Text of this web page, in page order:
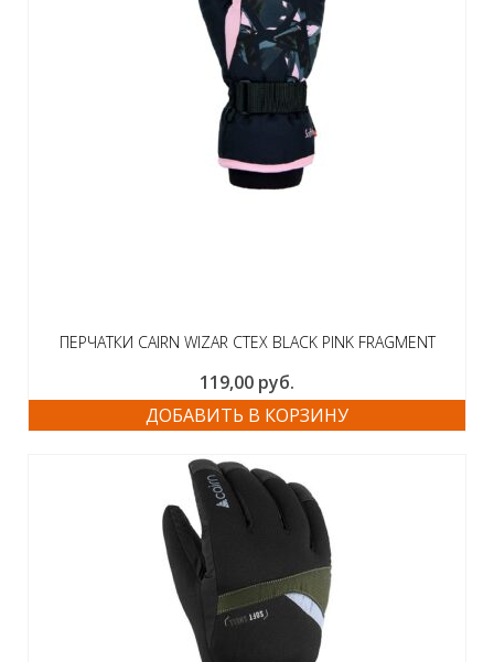
ПЕРЧАТКИ CAIRN WIZAR CTEX BLACK PINK FRAGMENT
119,00 руб.
ДОБАВИТЬ В КОРЗИНУ